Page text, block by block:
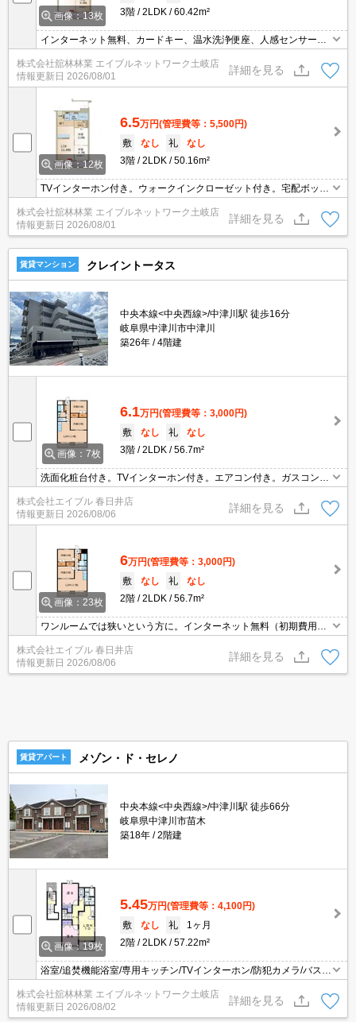
画像：13枚
3階
2LDK 60.42m²
インターネット無料、カードキー、温水洗浄便座、人感センサー付
照明、24時間換気システム、対面式キッチン、下駄箱、角部屋、最
上階、追い焚き付き給湯器、エアコン、照明（全室）、ウォークイ
ンクローゼット、ペアガラス、シャワー付洗面台、バルコニー、モ
ニターフォン、室内物干し、バス・トイレ別、敷地内ゴミ置き場、
オートロック
株式会社舘林林業 エイブルネットワーク土岐店
情報更新日 2026/08/01
詳細を見る
画像：12枚
6.5万円(管理費等：5,500円)
敷
なし 礼
なし
3階
2LDK 50.16m²
TVインターホン付き。ウォークインクローゼット付き。宅配ボック
スで不在時でも受け取れます。
株式会社舘林林業 エイブルネットワーク土岐店
情報更新日 2026/08/01
詳細を見る
賃貸マンション クレイントータス
中央本線<中央西線>/中津川駅 徒歩16分
岐阜県中津川市中津川
築26年
4階建
画像：7枚
6.1万円(管理費等：3,000円)
敷
なし 礼
なし
3階
2LDK 56.7m²
洗面化粧台付き。TVインターホン付き。エアコン付き。ガスコンロ
設置可。水道保証金20,000円。退去時に室内清掃費・エアコンクリ
ーニング代は借主実費負担。インターネット無料（初期費用18,480
円）。
株式会社エイブル 春日井店
情報更新日 2026/08/06
詳細を見る
画像：23枚
6万円(管理費等：3,000円)
敷
なし 礼
なし
2階
2LDK 56.7m²
ワンルームでは狭いという方に。インターネット無料（初期費用18,
480円）。退去時に室内清掃費・エアコンクリーニング代は借主実
費負担。水道保証金20,000円。
株式会社エイブル 春日井店
情報更新日 2026/08/06
詳細を見る
賃貸アパート メゾン・ド・セレノ
中央本線<中央西線>/中津川駅 徒歩66分
岐阜県中津川市苗木
築18年
2階建
画像：19枚
5.45万円(管理費等：4,100円)
敷
なし 礼
1ヶ月
2階
2LDK 57.22m²
浴室/追焚機能浴室/専用キッチン/TVインターホン/防犯カメラ/バスト
イレ別/エアコン/シャワー付洗面台/温水洗浄便座/プロパンガス/浄水
器/シューズボックス/BS/フローリング/オートバス/クロゼット/全居
室収納/洗濯機置場（室内）/洗面所独立/給湯/シャワー/バルコニー/角
株式会社舘林林業 エイブルネットワーク土岐店
情報更新日 2026/08/02
詳細を見る